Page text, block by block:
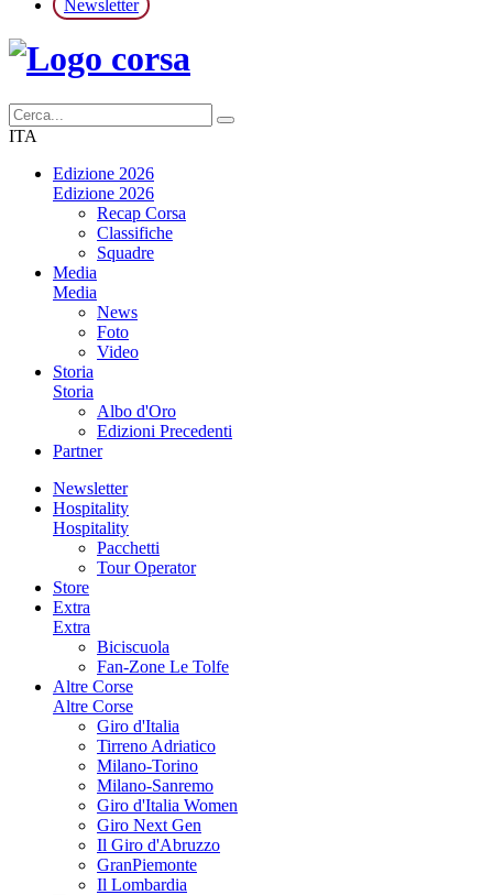
Newsletter
ITA
Edizione 2026
Edizione 2026
Recap Corsa
Classifiche
Squadre
Media
Media
News
Foto
Video
Storia
Storia
Albo d'Oro
Edizioni Precedenti
Partner
Newsletter
Hospitality
Hospitality
Pacchetti
Tour Operator
Store
Extra
Extra
Biciscuola
Fan-Zone Le Tolfe
Altre Corse
Altre Corse
Giro d'Italia
Tirreno Adriatico
Milano-Torino
Milano-Sanremo
Giro d'Italia Women
Giro Next Gen
Il Giro d'Abruzzo
GranPiemonte
Il Lombardia